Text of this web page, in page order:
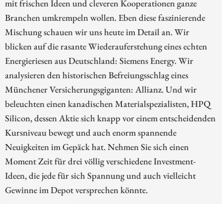
mit frischen Ideen und cleveren Kooperationen ganze
Branchen umkrempeln wollen. Eben diese faszinierende
Mischung schauen wir uns heute im Detail an. Wir
blicken auf die rasante Wiederauferstehung eines echten
Energieriesen aus Deutschland: Siemens Energy. Wir
analysieren den historischen Befreiungsschlag eines
Münchener Versicherungsgiganten: Allianz. Und wir
beleuchten einen kanadischen Materialspezialisten, HPQ
Silicon, dessen Aktie sich knapp vor einem entscheidenden
Kursniveau bewegt und auch enorm spannende
Neuigkeiten im Gepäck hat. Nehmen Sie sich einen
Moment Zeit für drei völlig verschiedene Investment-
Ideen, die jede für sich Spannung und auch vielleicht
Gewinne im Depot versprechen könnte.